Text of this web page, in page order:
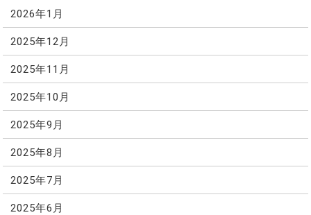
2026年1月
2025年12月
2025年11月
2025年10月
2025年9月
2025年8月
2025年7月
2025年6月